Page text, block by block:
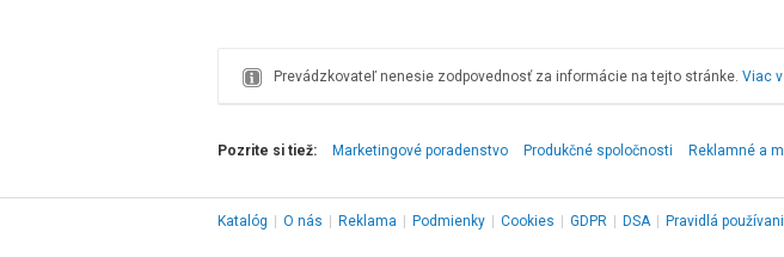
Prevádzkovateľ nenesie zodpovednosť za informácie na tejto stránke. Viac
Pozrite si tiež: Marketingové poradenstvo Produkčné spoločnosti Reklamné a
Katalóg O nás Reklama Podmienky Cookies GDPR DSA Pravidlá